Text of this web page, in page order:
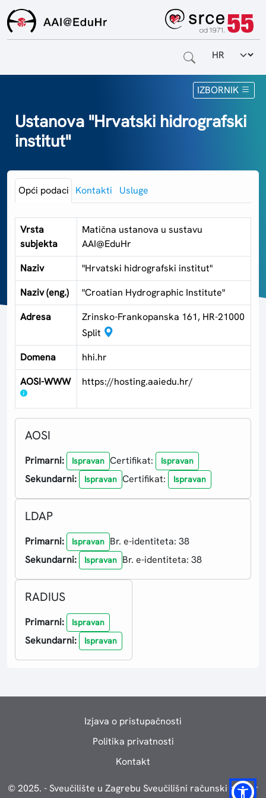
Odabir
IZBORNIK
Za krajnje korisnike
Za matične ustanove
O sustavu
Kontakt
Ustanova "Hrvatski hidrografski
institut"
Opći podaci Kontakti Usluge
Vrsta
subjekta
Matična ustanova u sustavu
AAI@EduHr
Naziv
"Hrvatski hidrografski institut"
Naziv (eng.)
"Croatian Hydrographic Institute"
Adresa
Zrinsko-Frankopanska 161, HR-21000
Split
Domena
hhi.hr
AOSI-WWW
https://hosting.aaiedu.hr/
AOSI
Primarni: Ispravan Certifikat: Ispravan
Sekundarni: Ispravan Certifikat: Ispravan
LDAP
Primarni: Ispravan Br. e-identiteta: 38
Sekundarni:
Ispravan Br. e-identiteta: 38
RADIUS
Primarni: Ispravan
Sekundarni: Ispravan
Izjava o pristupačnosti
Politika privatnosti
Kontakt
© 2025. - Sveučilište u Zagrebu Sveučilišni računski centar